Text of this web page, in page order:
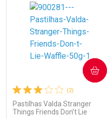
Comprar sem Desconto
Por R$ 69,59/cada
Comprar sem Desconto
Por R$ 69,59/cada
(2)
Pastilhas Valda Stranger
Things Friends Don’t Lie
COMPRAR